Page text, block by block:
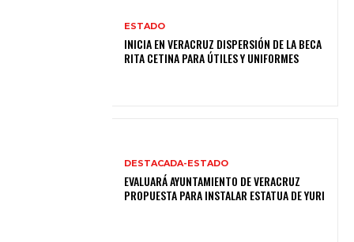
ESTADO
INICIA EN VERACRUZ DISPERSIÓN DE LA BECA
RITA CETINA PARA ÚTILES Y UNIFORMES
DESTACADA-ESTADO
EVALUARÁ AYUNTAMIENTO DE VERACRUZ
PROPUESTA PARA INSTALAR ESTATUA DE YURI